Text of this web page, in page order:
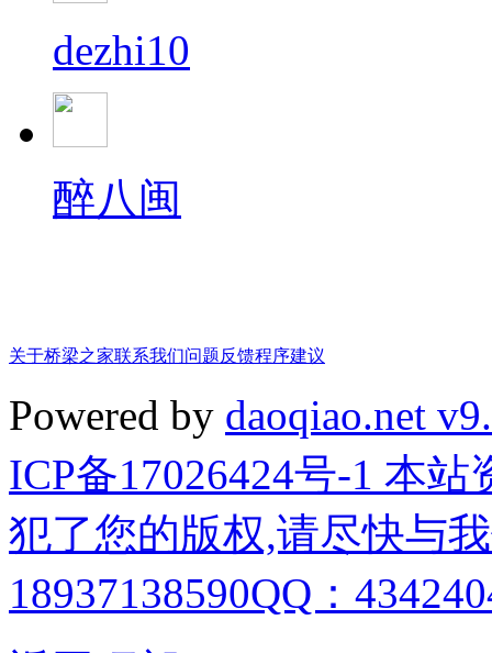
dezhi10
醉八闽
关于桥梁之家联系我们问题反馈程序建议
Powered by daoqiao.net
ICP备17026424号-1 本
犯了您的版权,请尽快与
18937138590QQ：